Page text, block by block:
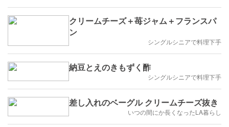
クリームチーズ＋苺ジャム＋フランスパ
ン
シングルシニアで料理下手
納豆とえのきもずく酢
シングルシニアで料理下手
差し入れのベーグル クリームチーズ抜き
いつの間にか長くなったLA暮らし